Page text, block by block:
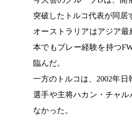
突破したトルコ代表が同居
オーストラリアはアジア
本でもプレー経験を持つ
臨んだ。
一方のトルコは、2002年
選手や主将ハカン・チャ
なかった。